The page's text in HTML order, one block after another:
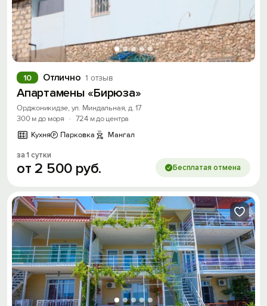
Отлично 1 отзыв
10
Апартамены «Бирюза»
Орджоникидзе, ул. Миндальная, д. 17
300 м до моря
· 724 м до центра
Кухня
Парковка Мангал
за 1 сутки
от 2 500 руб. Бесплатая отмена